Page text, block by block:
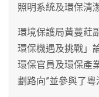
照明系統及環保清
環境保護局黃蔓葒
環保機遇及挑戰」
環保官員及環保產
劃路向”並參與了